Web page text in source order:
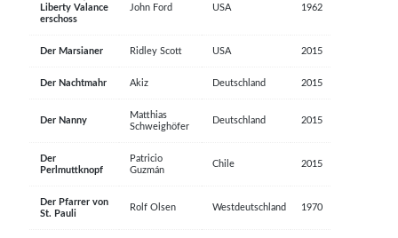
Liberty Valance
erschoss
John Ford USA 1962
Der Marsianer Ridley Scott USA 2015
Der Nachtmahr Akiz Deutschland 2015
Der Nanny
Matthias
Schweighöfer
Deutschland 2015
Der
Perlmuttknopf
Patricio
Guzmán
Chile 2015
Der Pfarrer von
St. Pauli
Rolf Olsen Westdeutschland 1970